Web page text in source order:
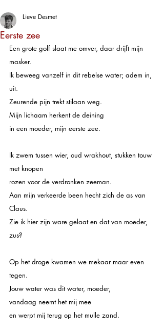
Eerste zee
Lieve Desmet
Een grote golf slaat me omver, daar drijft mijn
masker.
Ik beweeg vanzelf in dit rebelse water; adem in,
uit.
Zeurende pijn trekt stilaan weg.
Mijn lichaam herkent de deining
in een moeder, mijn eerste zee.
Ik zwem tussen wier, oud wrakhout, stukken touw
met knopen
rozen voor de verdronken zeeman.
Aan mijn verkeerde been hecht zich de as van
Claus.
Zie ik hier zijn ware gelaat en dat van moeder,
zus?
Op het droge kwamen we mekaar maar even
tegen.
Jouw water was dit water, moeder,
vandaag neemt het mij mee
en werpt mij terug op het mulle zand.